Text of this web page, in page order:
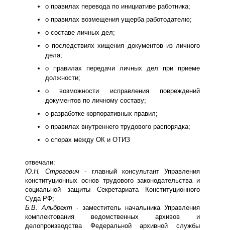
о правилах перевода по инициативе работника;
о правилах возмещения ущерба работодателю;
о составе личных дел;
о последствиях хищения документов из личного
дела;
о правилах передачи личных дел при приеме
должности;
о возможности исправления повреждений
документов по личному составу;
о разработке корпоративных правил;
о правилах внутреннего трудового распорядка;
о спорах между ОК и ОТИЗ
отвечали:
Ю.Н. Строгович - главный консультант Управления
конституционных основ трудового законодательства и
социальной защиты Секретариата Конституционного
Суда РФ;
Б.В. Альбрехт - заместитель начальника Управления
комплектования ведомственных архивов и
делопроизводства Федеральной архивной службы